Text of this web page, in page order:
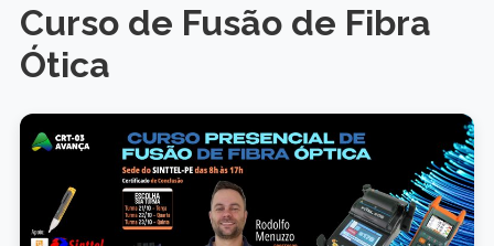
Curso de Fusão de Fibra
Ótica